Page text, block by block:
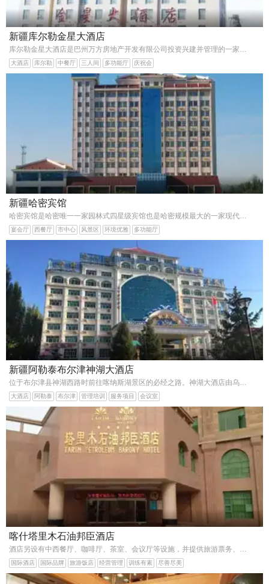
新疆库尔勒金星大酒店
大酒店 库尔勒 中餐厅 三人间 多功能厅 庆祝会
新疆哈密宾馆
宴会厅 西餐厅 市中心 风景区 环境优雅 多功能厅
新疆阿勒泰布尔津神湖大酒店
大酒店 阿勒泰 布尔津 管理培训 服务项目 会议室
喀什塔里木石油邦臣酒店
国际酒店 国际品牌 旅游饭店 经营管理 训练有素 尽善尽美